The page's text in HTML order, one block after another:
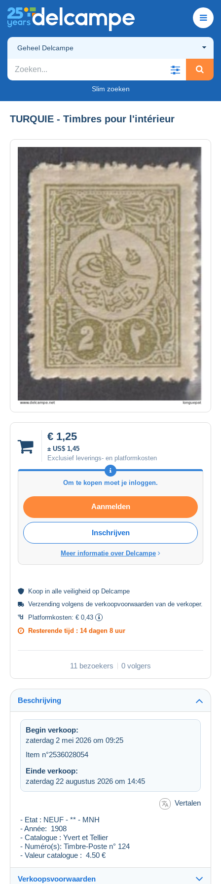
Geheel Delcampe
Slim zoeken
TURQUIE - Timbres pour l'intérieur
€ 1,25
± US$ 1,45
Exclusief leverings- en platformkosten
Om te kopen moet je inloggen.
Aanmelden
Inschrijven
Meer informatie over Delcampe
Koop in alle veiligheid op Delcampe
Verzending volgens de verkoopvoorwaarden van de verkoper.
Platformkosten: € 0,43
Resterende tijd : 14 dagen 8 uur
11 bezoekers 0 volgers
Beschrijving
Begin verkoop:
zaterdag 2 mei 2026 om 09:25
Item n°2536028054
Einde verkoop:
zaterdag 22 augustus 2026 om 14:45
Vertalen
- Etat : NEUF - ** - MNH
- Année: 1908
- Catalogue : Yvert et Tellier
- Numéro(s): Timbre-Poste n° 124
- Valeur catalogue : 4.50 €
Verkoopsvoorwaarden